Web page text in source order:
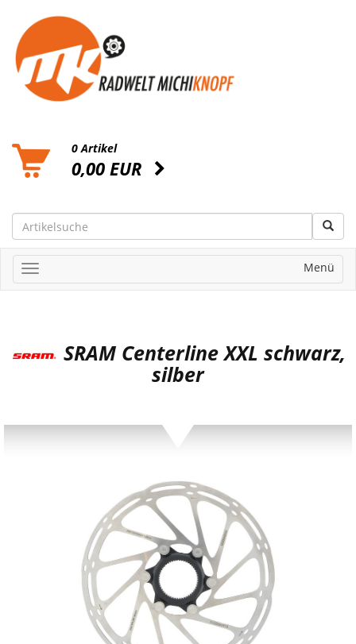
0 Artikel
0,00 EUR
Menü
SRAM Centerline XXL schwarz,
silber